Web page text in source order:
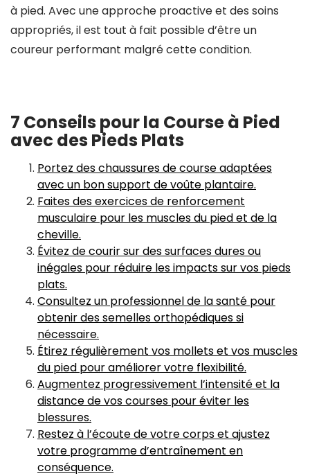
à pied. Avec une approche proactive et des soins
appropriés, il est tout à fait possible d’être un
coureur performant malgré cette condition.
7 Conseils pour la Course à Pied
avec des Pieds Plats
Portez des chaussures de course adaptées
avec un bon support de voûte plantaire.
Faites des exercices de renforcement
musculaire pour les muscles du pied et de la
cheville.
Évitez de courir sur des surfaces dures ou
inégales pour réduire les impacts sur vos pieds
plats.
Consultez un professionnel de la santé pour
obtenir des semelles orthopédiques si
nécessaire.
Étirez régulièrement vos mollets et vos muscles
du pied pour améliorer votre flexibilité.
Augmentez progressivement l’intensité et la
distance de vos courses pour éviter les
blessures.
Restez à l’écoute de votre corps et ajustez
votre programme d’entraînement en
conséquence.